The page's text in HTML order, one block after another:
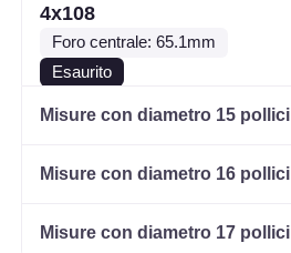
4x108
Foro centrale: 65.1mm
Esaurito
RIAL Milano Titanium 4
4x108
Esaurito
Misure con diametro 15 pollici
Misure con diametro 16 pollici
Misure con diametro 17 pollici